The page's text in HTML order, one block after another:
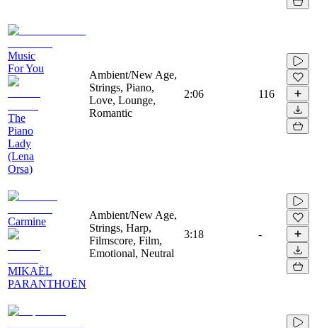
Music
For You
The
Piano
Lady
(Lena
Orsa)
Ambient/New Age,
Strings, Piano,
Love, Lounge,
Romantic
2:06 116
Carmine
MIKAËL
PARANTHOËN
Ambient/New Age,
Strings, Harp,
Filmscore, Film,
Emotional, Neutral
3:18 -